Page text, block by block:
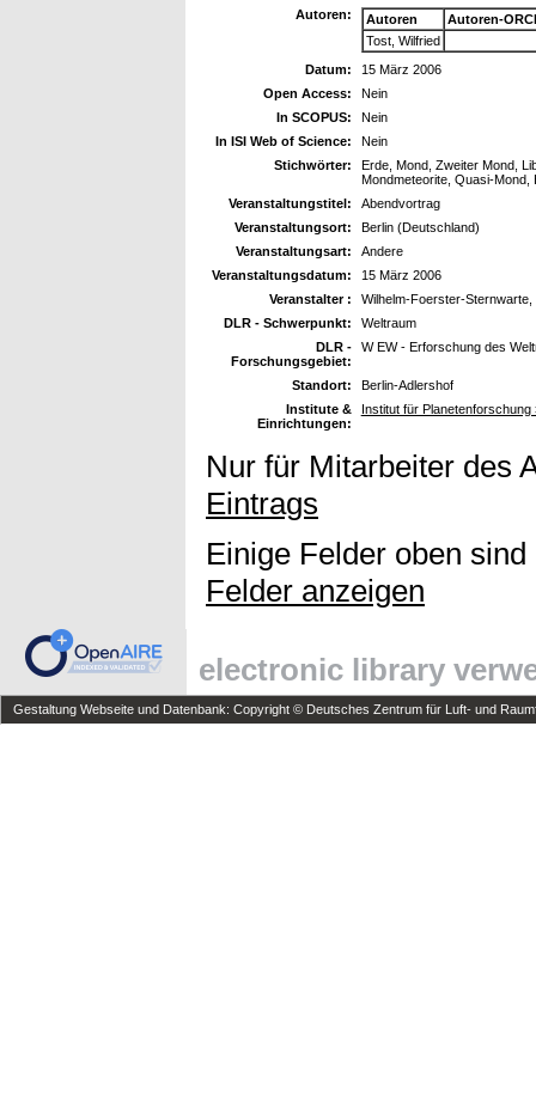
Autoren:
Autoren
Autoren-
Tost, Wilfried
Datum:
15 März 2006
Open Access:
Nein
In SCOPUS:
Nein
In ISI Web of Science:
Nein
Stichwörter:
Erde, Mond, Zweiter Mond,
Mondmeteorite, Quasi-
Veranstaltungstitel:
Abendvortrag
Veranstaltungsort:
Berlin (Deutschland)
Veranstaltungsart:
Andere
Veranstaltungsdatum:
15 März 2006
Veranstalter :
Wilhelm-Foerster-
DLR - Schwerpunkt:
Weltraum
DLR -
Forschungsgebiet:
W EW - Erforschung des
Standort:
Berlin-Adlershof
Institute &
Einrichtungen:
Institut für
Nur für Mitarbeiter des
Eintrags
Einige Felder oben
Felder anzeigen
electronic library
Gestaltung Webseite und Datenbank: Copyright © Deutsches Zentrum für Luft- und